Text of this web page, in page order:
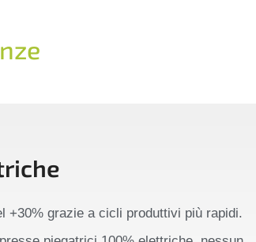
+30% grazie a cicli produttivi più rapidi.